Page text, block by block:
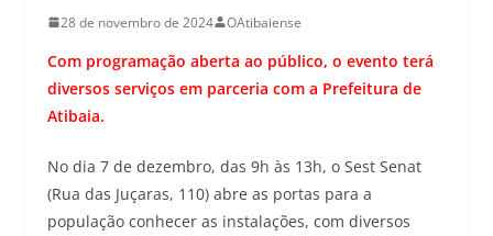
28 de novembro de 2024 OAtibaiense
Com programação aberta ao público, o evento terá
diversos serviços em parceria com a Prefeitura de
Atibaia.
No dia 7 de dezembro, das 9h às 13h, o Sest Senat
(Rua das Juçaras, 110) abre as portas para a
população conhecer as instalações, com diversos